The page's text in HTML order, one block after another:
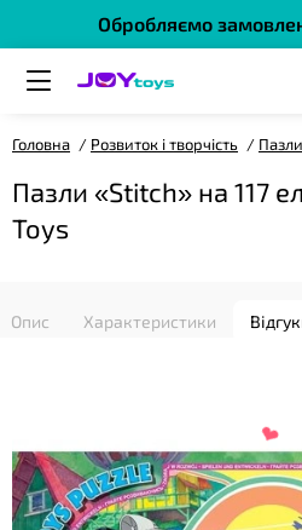
Обробляємо
Головна Розвиток і творчість Пазли
Пазли «Stitch» на 117
Toys
Опис Характеристики
❤